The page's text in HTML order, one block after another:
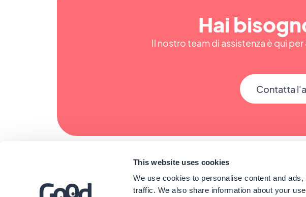
This website uses cookies
We use cookies to personalise content and
traffic. We also share information about your
Hai
Il nostro team di assistenza è qui
Contatta